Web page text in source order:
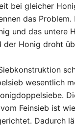
bei gleicher
das Problem.
und das untere
Honig droht
wesentlich
Feinsieb ist
Dadurch